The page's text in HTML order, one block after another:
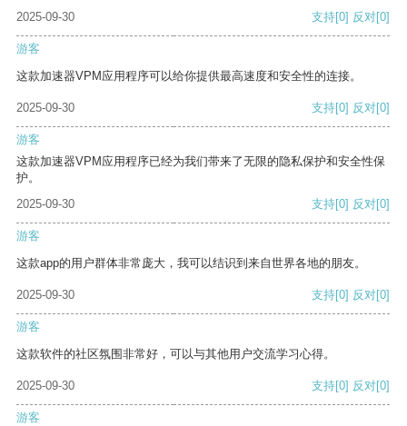
2025-09-30 支持[0] 反对[0]
游客
这款加速器VPM应用程序可以给你提供最高速度和安全性的连接。
2025-09-30 支持[0] 反对[0]
游客
这款加速器VPM应用程序已经为我们带来了无限的隐私保护和安全性保
护。
2025-09-30
支持[0] 反对[0]
游客
这款app的用户群体非常庞大，我可以结识到来自世界各地的朋友。
2025-09-30 支持[0] 反对[0]
游客
这款软件的社区氛围非常好，可以与其他用户交流学习心得。
2025-09-30 支持[0] 反对[0]
游客